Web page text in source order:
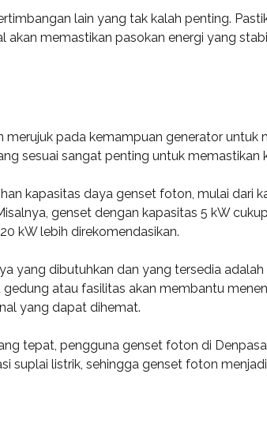
lain yang tak kalah penting.
akan memastikan pasokan energi yang
pada kemampuan generator
sesuai sangat penting untuk memastikan
kapasitas daya genset foton, mulai dari
genset dengan kapasitas 5 kW
kW lebih direkomendasikan.
yang dibutuhkan dan yang tersedia
atau fasilitas akan membantu
yang dapat dihemat.
tepat, pengguna genset foton di
suplai listrik, sehingga genset foton